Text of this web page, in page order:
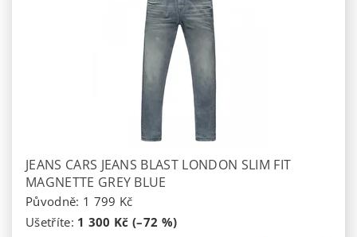
JEANS CARS JEANS BLAST LONDON SLIM FIT
MAGNETTE GREY BLUE
Původně: 1 799 Kč
Ušetříte: 1 300 Kč (–72 %)